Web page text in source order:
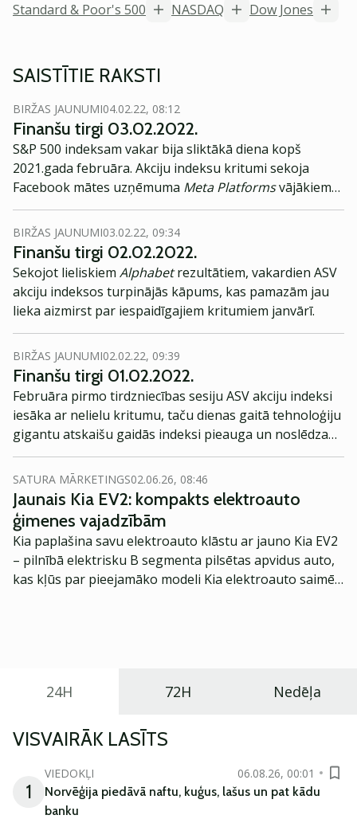
Standard & Poor's 500
NASDAQ Dow Jones
SAISTĪTIE RAKSTI
BIRŽAS JAUNUMI04.02.22, 08:12
Finanšu tirgi 03.02.2022.
S&P 500 indeksam vakar bija sliktākā diena kopš
2021.gada februāra. Akciju indeksu kritumi sekoja
Facebook mātes uzņēmuma Meta Platformsvājākiem
rezultātiem, nekā gaidīts.
BIRŽAS JAUNUMI03.02.22, 09:34
Finanšu tirgi 02.02.2022.
Sekojot lieliskiem Alphabetrezultātiem, vakardien ASV
akciju indeksos turpinājās kāpums, kas pamazām jau
lieka aizmirst par iespaidīgajiem kritumiem janvārī.
BIRŽAS JAUNUMI02.02.22, 09:39
Finanšu tirgi 01.02.2022.
Februāra pirmo tirdzniecības sesiju ASV akciju indeksi
iesāka ar nelielu kritumu, taču dienas gaitā tehnoloģiju
gigantu atskaišu gaidās indeksi pieauga un noslēdza
dienu plusos.
SATURA MĀRKETINGS02.06.26, 08:46
Jaunais Kia EV2: kompakts elektroauto
ģimenes vajadzībām
Kia paplašina savu elektroauto klāstu ar jauno Kia EV2
– pilnībā elektrisku B segmenta pilsētas apvidus auto,
kas kļūs par pieejamāko modeli Kia elektroauto saimē
24H 72H Nedēļa
VISVAIRĀK LASĪTS
1
VIEDOKĻI
06.08.26, 00:01
Norvēģija piedāvā naftu, kuģus, lašus un pat kādu
banku